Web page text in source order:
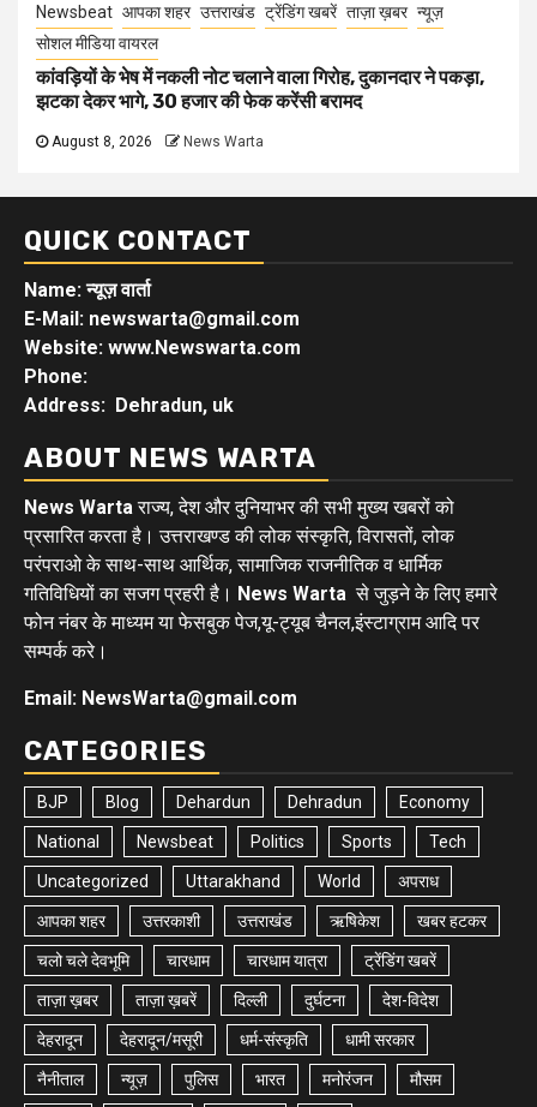
Newsbeat आपका शहर उत्तराखंड ट्रेंडिंग खबरें ताज़ा ख़बर न्यूज़
सोशल मीडिया वायरल
कांवड़ियों के भेष में नकली नोट चलाने वाला गिरोह, दुकानदार ने पकड़ा,
झटका देकर भागे, 30 हजार की फेक करेंसी बरामद
August 8, 2026 News Warta
QUICK CONTACT
Name: न्यूज़ वार्ता
E-Mail: newswarta@gmail.com
Website: www.Newswarta.com
Phone:
Address: Dehradun, uk
ABOUT NEWS WARTA
News Warta राज्य, देश और दुनियाभर की सभी मुख्य खबरों को
प्रसारित करता है। उत्तराखण्ड की लोक संस्कृति, विरासतों, लोक
परंपराओ के साथ-साथ आर्थिक, सामाजिक राजनीतिक व धार्मिक
गतिविधियों का सजग प्रहरी है। News Warta से जुड़ने के लिए हमारे
फोन नंबर के माध्यम या फेसबुक पेज,यू-ट्यूब चैनल,इंस्टाग्राम आदि पर
सम्पर्क करे।
Email: NewsWarta@gmail.com
CATEGORIES
BJP Blog Dehardun Dehradun Economy
National Newsbeat Politics Sports Tech
Uncategorized Uttarakhand World अपराध
आपका शहर उत्तरकाशी उत्तराखंड ऋषिकेश खबर हटकर
चलो चले देवभूमि चारधाम चारधाम यात्रा ट्रेंडिंग खबरें
ताज़ा ख़बर ताज़ा ख़बरें दिल्ली दुर्घटना देश-विदेश
देहरादून देहरादून/मसूरी धर्म-संस्कृति धामी सरकार
नैनीताल न्यूज़ पुलिस भारत मनोरंजन मौसम